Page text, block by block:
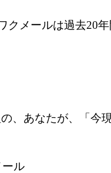
クメールは過去20
、あなたが、「今
ル